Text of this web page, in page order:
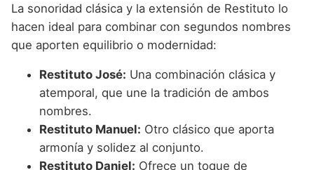
La sonoridad clásica y la extensión de Restituto lo
hacen ideal para combinar con segundos nombres
que aporten equilibrio o modernidad:
Restituto José: Una combinación clásica y
atemporal, que une la tradición de ambos
nombres.
Restituto Manuel: Otro clásico que aporta
armonía y solidez al conjunto.
Restituto Daniel: Ofrece un toque de